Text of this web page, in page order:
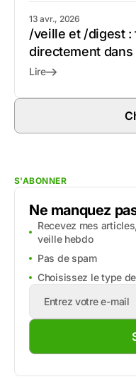
13 avr., 2026
/veille et /digest :
directement dans
Lire
S'ABONNER
Ne manquez
Recevez mes
veille hebdo
Pas de spam
Choisissez le type